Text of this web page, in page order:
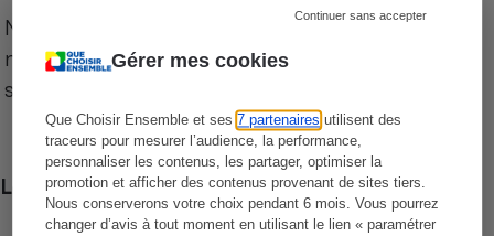
Gérer mes cookies
Que Choisir Ensemble et ses7 partenaires utilisent des
traceurs pour mesurer l’audience, la performance,
personnaliser les contenus, les partager, optimiser la
promotion et afficher des contenus provenant de sites tiers.
Nous conserverons votre choix pendant 6 mois. Vous pourrez
changer d’avis à tout moment en utilisant le lien « paramétrer
Continuer sans accepter
Notre comparateur de supermarchés propose le
niveau de prix des supermarchés, géolocalisés
sur le territoire français.
Les comparaisons de prix